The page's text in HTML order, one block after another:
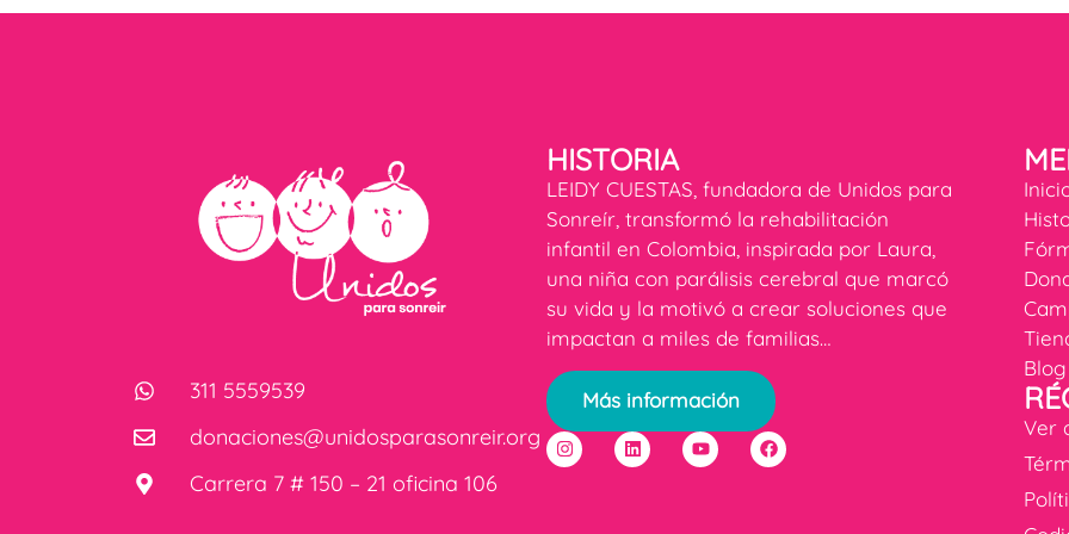
311 5559539
donaciones@unidosparasonreir.org
Carrera 7 # 150 – 21 oficina 106
HISTORIA
LEIDY CUESTAS, fundadora de Unidos para
Sonreír, transformó la rehabilitación
infantil en Colombia, inspirada por Laura,
una niña con parálisis cerebral que marcó
su vida y la motivó a crear soluciones que
impactan a miles de familias…
Más información
Blog
Ver